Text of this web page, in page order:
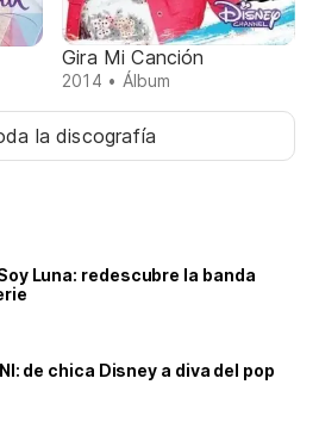
Gira Mi Canción
2014 • Álbum
la discografía
Luna: redescubre la banda
de chica Disney a diva del pop